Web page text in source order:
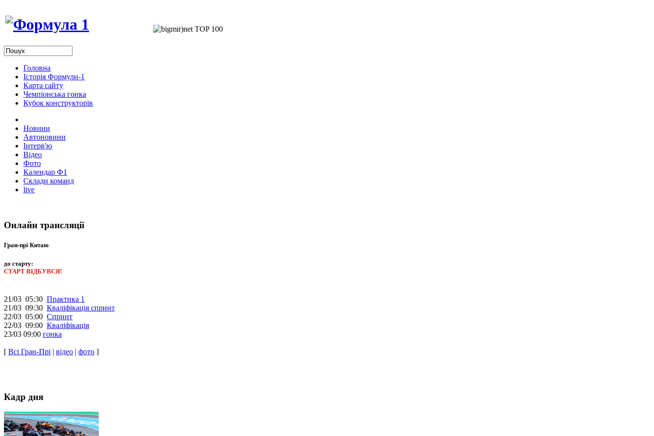
Головна
Історія Формули-1
Карта сайту
Чемпіонська гонка
Кубок конструкторів
Новини
Автоновини
Інтерв'ю
Відео
Фото
Календар Ф1
Склади команд
live
Онлайн трансляції
Гран-прі Китаю
до старту:
СТАРТ ВІДБУВСЯ!
21/03 05:30 Практика 1
21/03 09:30 Кваліфікація спринт
22/03 05:00 Спринт
22/03 09:00 Кваліфікація
23/03 09:00 гонка
[ Всі Гран-Прі | відео | фото ]
Кадр дня